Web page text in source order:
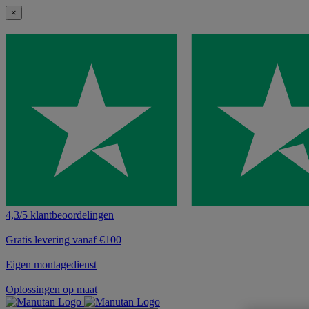
×
4,3/5 klantbeoordelingen
Gratis levering vanaf €100
Eigen montagedienst
Oplossingen op maat